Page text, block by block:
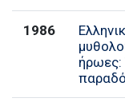
1986
ήρωες: